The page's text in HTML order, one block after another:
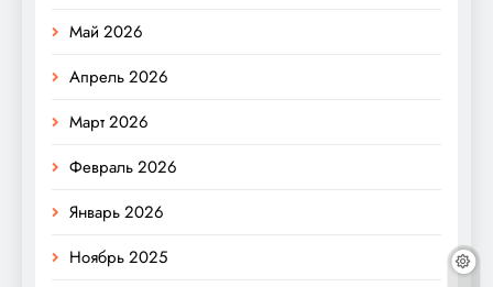
Май 2026
Апрель 2026
Март 2026
Февраль 2026
Январь 2026
Ноябрь 2025